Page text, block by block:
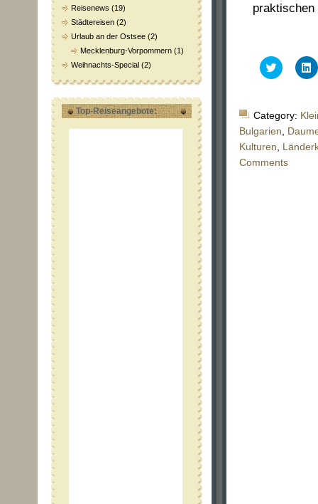
Reisenews (19)
Städtereisen (2)
Urlaub an der Ostsee (2)
Mecklenburg-Vorpommern (1)
Weihnachts-Special (2)
Top-Reiseangebote:
Klick,
um
teilen
(Wird
in
neuem
Fenster
geöffnet)
Category:
Bulgarien
Kulturen
Comments